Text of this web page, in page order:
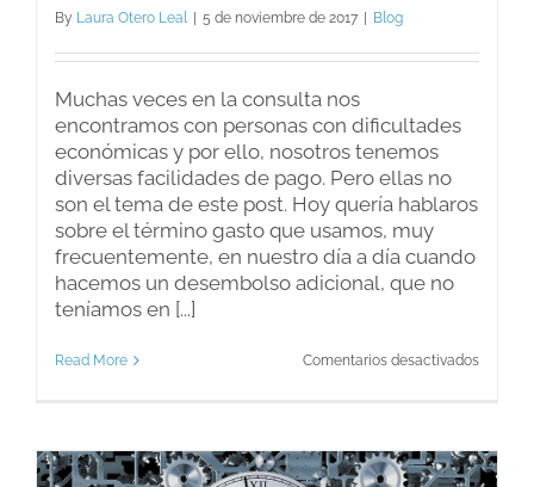
By Laura Otero Leal | 5 de noviembre de 2017 | Blog
Muchas veces en la consulta nos
encontramos con personas con dificultades
económicas y por ello, nosotros tenemos
diversas facilidades de pago. Pero ellas no
son el tema de este post. Hoy quería hablaros
sobre el término gasto que usamos, muy
frecuentemente, en nuestro día a día cuando
hacemos un desembolso adicional, que no
teníamos en [...]
Read More Comentarios desactivadosen
un
gasto